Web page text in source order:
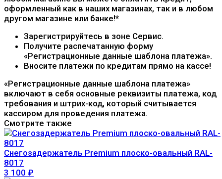
оформленный как в наших магазинах, так и в любом
другом магазине или банке!*
Зарегистрируйтесь в зоне Сервис.
Получите распечатанную форму
«Регистрационные данные шаблона платежа».
Вносите платежи по кредитам прямо на кассе!
«Регистрационные данные шаблона платежа»
включают в себя основные реквизиты платежа, код
требования и штрих-код, который считывается
кассиром для проведения платежа.
Смотрите также
Снегозадержатель Premium плоско-овальный RAL-
8017
3 100 ₽